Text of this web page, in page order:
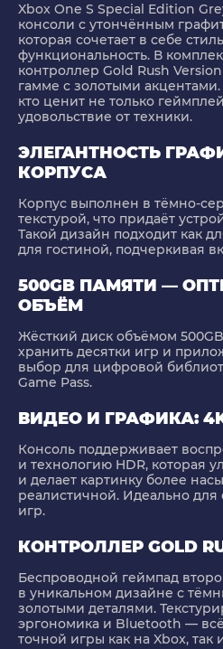
Xbox One S Special Edition
консоли с утончённым
которая сочетает в себе
функциональность. В
контроллер Gold Rush
гамме с золотыми акцентами.
кто ценит не только
удовольствие от техники.
ЭЛЕГАНТНОСТЬ
КОРПУСА
Корпус выполнен в тёмно-
текстурой, что придаёт
Такой дизайн подходит как
для гостиной, подчеркивая
500GB ПАМЯТИ —
ОБЪЁМ
Жёсткий диск объёмом 500GB
хранить десятки игр и
выбор для цифровой
Game Pass.
ВИДЕО И ГРАФИКА:
Консоль поддерживает
и технологию HDR, которая
и делает картинку более
реалистичной. Идеально
игр.
КОНТРОЛЛЕР GOLD
Беспроводной геймпад
в уникальном дизайне с
золотыми деталями.
эргономика и Bluetooth —
точной игры как на Xbox,